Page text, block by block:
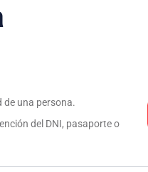
de una persona.
del DNI, pasaporte o